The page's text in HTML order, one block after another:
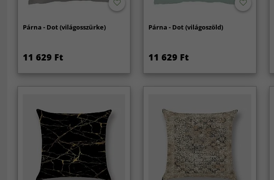
Párna - Dot (világosszürke)
11 629 Ft
Párna - Dot (világoszöld)
11 629 Ft